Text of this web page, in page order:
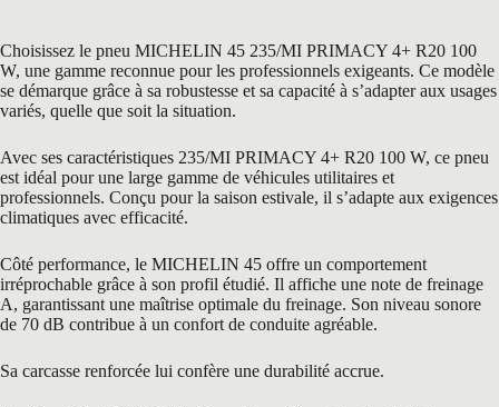
Choisissez le pneu MICHELIN 45 235/MI PRIMACY 4+ R20 100
W, une gamme reconnue pour les professionnels exigeants. Ce modèle
se démarque grâce à sa robustesse et sa capacité à s’adapter aux usages
variés, quelle que soit la situation.
Avec ses caractéristiques 235/MI PRIMACY 4+ R20 100 W, ce pneu
est idéal pour une large gamme de véhicules utilitaires et
professionnels. Conçu pour la saison estivale, il s’adapte aux exigences
climatiques avec efficacité.
Côté performance, le MICHELIN 45 offre un comportement
irréprochable grâce à son profil étudié. Il affiche une note de freinage
A, garantissant une maîtrise optimale du freinage. Son niveau sonore
de 70 dB contribue à un confort de conduite agréable.
Sa carcasse renforcée lui confère une durabilité accrue.